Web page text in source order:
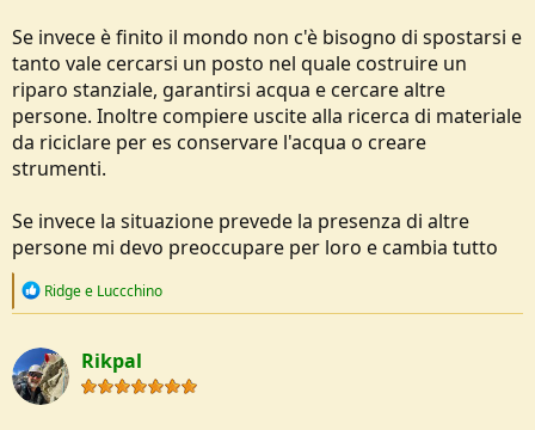
Se invece è finito il mondo non c'è bisogno di spostarsi e
tanto vale cercarsi un posto nel quale costruire un
riparo stanziale, garantirsi acqua e cercare altre
persone. Inoltre compiere uscite alla ricerca di materiale
da riciclare per es conservare l'acqua o creare
strumenti.
Se invece la situazione prevede la presenza di altre
persone mi devo preoccupare per loro e cambia tutto
R
c
t
i
o
Ridgee Luccchino
Rikpal